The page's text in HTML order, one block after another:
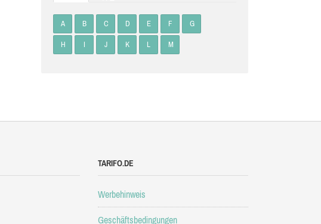
A B C D E F G
H I J K L M
TARIFO.DE
Werbehinweis
Geschäftsbedingungen